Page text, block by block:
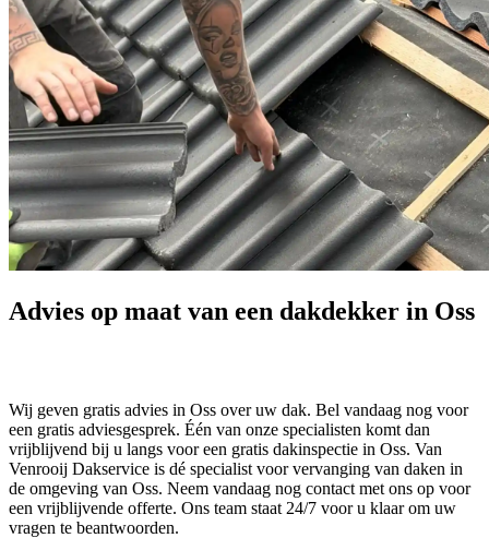
Advies op maat van een dakdekker in Oss
Wij geven gratis advies in Oss over uw dak. Bel vandaag nog voor
een gratis adviesgesprek. Één van onze specialisten komt dan
vrijblijvend bij u langs voor een gratis dakinspectie in Oss. Van
Venrooij Dakservice is dé specialist voor vervanging van daken in
de omgeving van Oss. Neem vandaag nog contact met ons op voor
een vrijblijvende offerte. Ons team staat 24/7 voor u klaar om uw
vragen te beantwoorden.